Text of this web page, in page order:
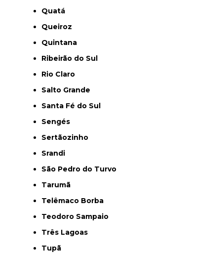
Quatá
Queiroz
Quintana
Ribeirão do Sul
Rio Claro
Salto Grande
Santa Fé do Sul
Sengés
Sertãozinho
Srandi
São Pedro do Turvo
Tarumã
Telêmaco Borba
Teodoro Sampaio
Três Lagoas
Tupã